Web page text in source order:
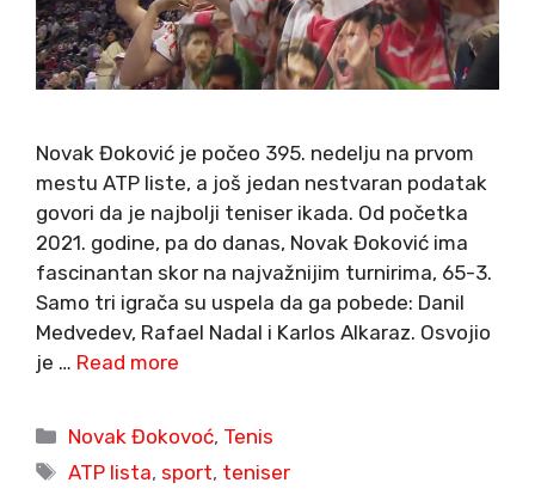
Novak Đoković je počeo 395. nedelju na prvom
mestu ATP liste, a još jedan nestvaran podatak
govori da je najbolji teniser ikada. Od početka
2021. godine, pa do danas, Novak Đoković ima
fascinantan skor na najvažnijim turnirima, 65-3.
Samo tri igrača su uspela da ga pobede: Danil
Medvedev, Rafael Nadal i Karlos Alkaraz. Osvojio
je … Read more
Categories
Novak Đokovoć, Tenis
Tags
ATP lista, sport, teniser